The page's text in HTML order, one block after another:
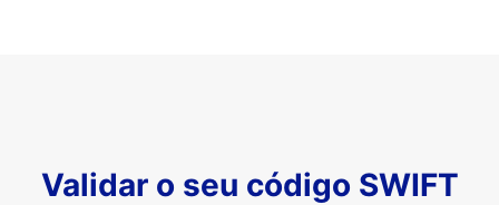
Validar o seu código SWIFT